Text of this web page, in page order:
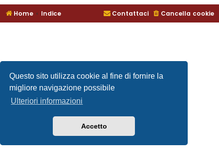
Questo sito utilizza cookie al fine di fornire la
migliore navigazione possibile
Ulteriori informazioni
Accetto
Home Indice Cancella cookie
Contattaci